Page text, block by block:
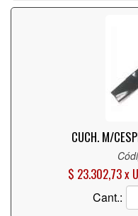
CUCH. M/
$ 23.302,73 x
Cant.: